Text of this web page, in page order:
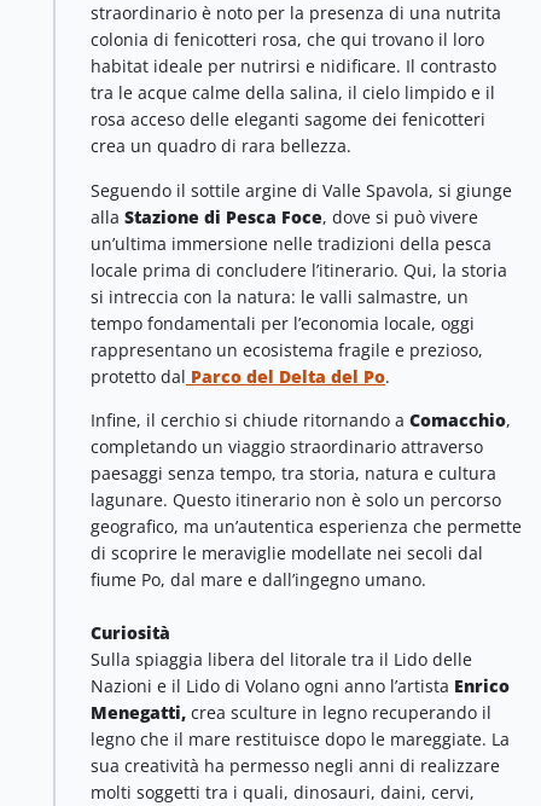
straordinario è noto per la presenza di una nutrita
colonia di fenicotteri rosa, che qui trovano il loro
habitat ideale per nutrirsi e nidificare. Il contrasto
tra le acque calme della salina, il cielo limpido e il
rosa acceso delle eleganti sagome dei fenicotteri
crea un quadro di rara bellezza.
Seguendo il sottile argine di Valle Spavola, si giunge
alla Stazione di Pesca Foce, dove si può vivere
un’ultima immersione nelle tradizioni della pesca
locale prima di concludere l’itinerario. Qui, la storia
si intreccia con la natura: le valli salmastre, un
tempo fondamentali per l’economia locale, oggi
rappresentano un ecosistema fragile e prezioso,
protetto dal Parco del Delta del Po.
Infine, il cerchio si chiude ritornando a Comacchio,
completando un viaggio straordinario attraverso
paesaggi senza tempo, tra storia, natura e cultura
lagunare. Questo itinerario non è solo un percorso
geografico, ma un’autentica esperienza che permette
di scoprire le meraviglie modellate nei secoli dal
fiume Po, dal mare e dall’ingegno umano.
Curiosità
Sulla spiaggia libera del litorale tra il Lido delle
Nazioni e il Lido di Volano ogni anno l’artista Enrico
Menegatti, crea sculture in legno recuperando il
legno che il mare restituisce dopo le mareggiate. La
sua creatività ha permesso negli anni di realizzare
molti soggetti tra i quali, dinosauri, daini, cervi,